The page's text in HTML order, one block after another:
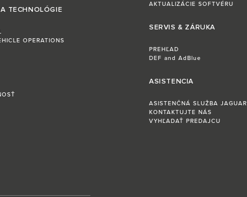
A TECHNOLÓGIE
OPERATIONS
AKTUALIZÁCIE SOFTVÉRU
SERVIS & ZÁRUKA
PREHĽAD
DEF and AdBlue
ASISTENCIA
ASISTENČNÁ SLUŽBA JAGUAR
KONTAKTUJTE NÁS
VYHĽADAŤ PREDAJCU